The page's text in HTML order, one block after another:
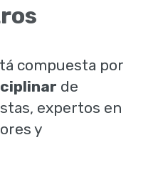
compuesta por
de
expertos en
y